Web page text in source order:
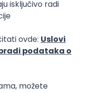
Koordinator